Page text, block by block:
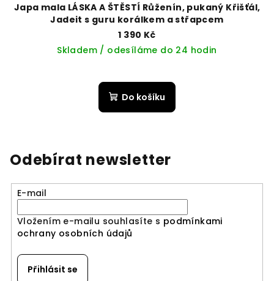
Japa mala LÁSKA A ŠTĚSTÍ Růženín, pukaný Křišťál,
Jadeit s guru korálkem a střapcem
1 390 Kč
Skladem / odesíláme do 24 hodin
Do košíku
Odebírat newsletter
E-mail
Vložením e-mailu souhlasíte s podmínkami
ochrany osobních údajů
Přihlásit se